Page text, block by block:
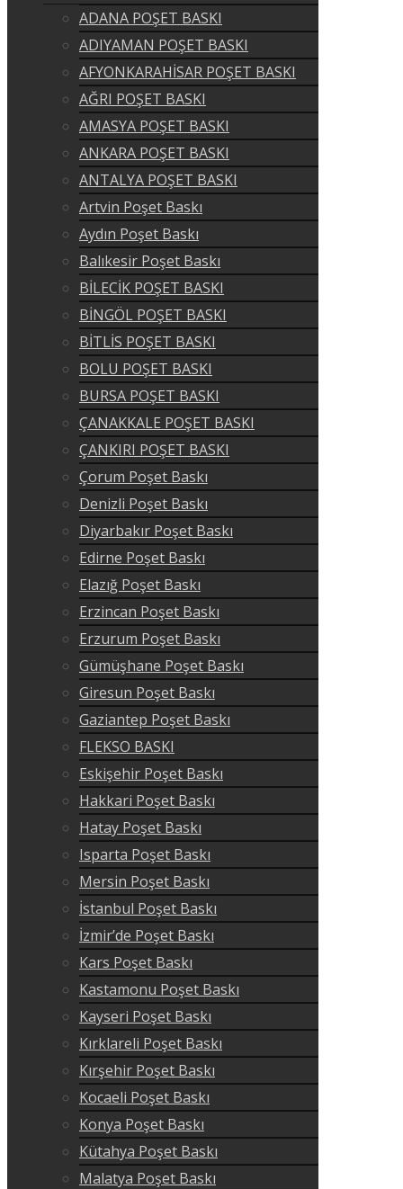
ADANA POŞET BASKI
ADIYAMAN POŞET BASKI
AFYONKARAHİSAR POŞET BASKI
AĞRI POŞET BASKI
AMASYA POŞET BASKI
ANKARA POŞET BASKI
ANTALYA POŞET BASKI
Artvin Poşet Baskı
Aydın Poşet Baskı
Balıkesir Poşet Baskı
BİLECİK POŞET BASKI
BİNGÖL POŞET BASKI
BİTLİS POŞET BASKI
BOLU POŞET BASKI
BURSA POŞET BASKI
ÇANAKKALE POŞET BASKI
ÇANKIRI POŞET BASKI
Çorum Poşet Baskı
Denizli Poşet Baskı
Diyarbakır Poşet Baskı
Edirne Poşet Baskı
Elazığ Poşet Baskı
Erzincan Poşet Baskı
Erzurum Poşet Baskı
Gümüşhane Poşet Baskı
Giresun Poşet Baskı
Gaziantep Poşet Baskı
FLEKSO BASKI
Eskişehir Poşet Baskı
Hakkari Poşet Baskı
Hatay Poşet Baskı
Isparta Poşet Baskı
Mersin Poşet Baskı
İstanbul Poşet Baskı
İzmir’de Poşet Baskı
Kars Poşet Baskı
Kastamonu Poşet Baskı
Kayseri Poşet Baskı
Kırklareli Poşet Baskı
Kırşehir Poşet Baskı
Kocaeli Poşet Baskı
Konya Poşet Baskı
Kütahya Poşet Baskı
Malatya Poşet Baskı